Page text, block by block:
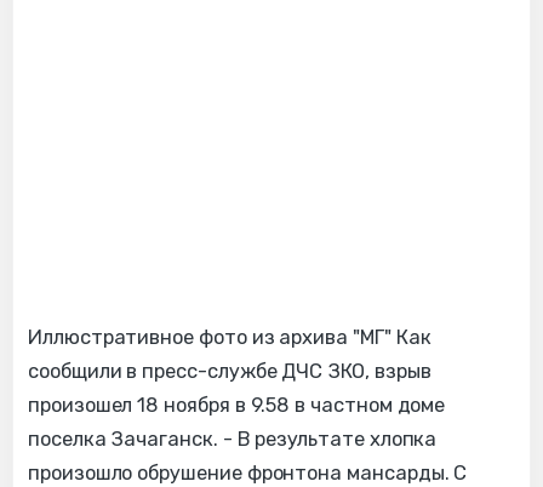
Иллюстративное фото из архива "МГ" Как
сообщили в пресс-службе ДЧС ЗКО, взрыв
произошел 18 ноября в 9.58 в частном доме
поселка Зачаганск. - В результате хлопка
произошло обрушение фронтона мансарды. С